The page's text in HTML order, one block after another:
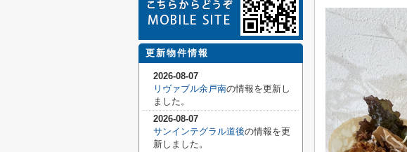
更新物件情報
2026-08-07
リヴァブル余戸南の情報を更新し
ました。
2026-08-07
サンインテグラル道後の情報を更
新しました。